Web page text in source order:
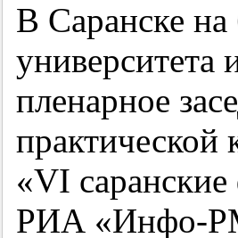
В Саранске на
пленарное
«VI
РИА «Инфо-